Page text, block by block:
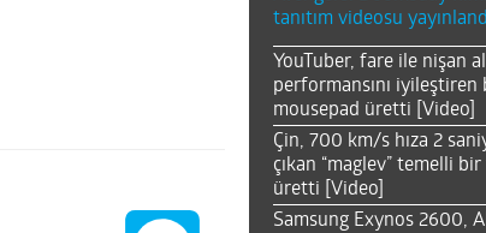
tanıtım videosu
YouTuber, fare ile nişan
performansını
mousepad üretti [Video]
Çin, 700 km/s hıza 2
çıkan “maglev” temelli bir
üretti [Video]
Samsung Exynos 2600,